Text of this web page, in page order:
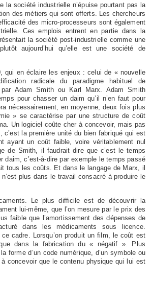
la société industrielle n’épuise pourtant pas la
des métiers qui sont offerts. Les chercheurs
des micro-processeurs sont également
Ces emplois entrent en partie dans la
la société post-industrielle comme une
aujourd’hui qu’elle est une société de
qui en éclaire les enjeux : celui de « nouvelle
radicale du paradigme habituel de
par Adam Smith ou Karl Marx. Adam Smith
pour chasser un daim qu’il n’en faut pour
nécessairement, en moyenne, deux fois plus
» se caractérise par une structure de coût
Un logiciel coûte cher à concevoir, mais pas
la première unité du bien fabriqué qui est
ayant un coût faible, voire véritablement nul
de Smith, il faudrait dire que c’est le temps
c’est-à-dire par exemple le temps passé
tous les coûts. Et dans le langage de Marx, il
plus dans le travail consacré à produire le
Le plus difficile est de découvrir la
lui-même, que l’on mesure par le prix des
faible que l’amortissement des dépenses de
dans les médicaments sous licence.
cadre. Lorsqu’on produit un film, le coût est
dans la fabrication du « négatif ». Plus
forme d’un code numérique, d’un symbole ou
concevoir que le contenu physique qui lui est